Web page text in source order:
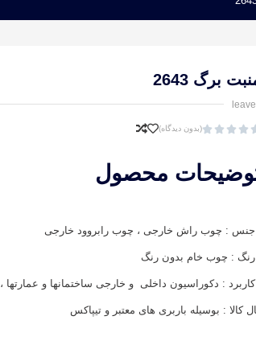
برگ 2643



(بدون دیدگاه)
محصول
جنس : چوب راش خارجی ، چوب رابروود خارجی
رنگ : چوب خام بدون رنگ
: دکوراسیون داخلی و خارجی ساختمانها و عمارتها ،
کالا : بوسیله باربری های معتبر و تیپاکس